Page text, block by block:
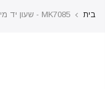
בית MK7085 - שעון יד מייקל קורס רוזגולד לאישה - MICHAEL KORS